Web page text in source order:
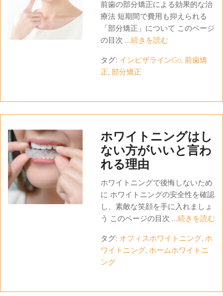
前歯の部分矯正による効果的な治
療法 短期間で費用も抑えられる
「部分矯正」について このページ
の目次 ...続きを読む
タグ: インビザラインGo, 前歯矯
正, 部分矯正
ホワイトニングはし
ない方がいいと言わ
れる理由
ホワイトニングで後悔しないため
に ホワイトニングの安全性を確認
し、素敵な笑顔を手に入れましょ
う このページの目次 ...続きを読む
タグ: オフィスホワイトニング, ホ
ワイトニング, ホームホワイトニ
ング